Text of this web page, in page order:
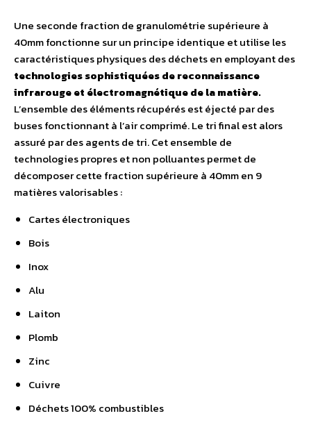
Une seconde fraction de granulométrie supérieure à
40mm fonctionne sur un principe identique et utilise les
caractéristiques physiques des déchets en employant des
technologies sophistiquées de reconnaissance
infrarouge et électromagnétique de la matière.
L’ensemble des éléments récupérés est éjecté par des
buses fonctionnant à l’air comprimé. Le tri final est alors
assuré par des agents de tri. Cet ensemble de
technologies propres et non polluantes permet de
décomposer cette fraction supérieure à 40mm en 9
matières valorisables :
Cartes électroniques
Bois
Inox
Alu
Laiton
Plomb
Zinc
Cuivre
Déchets 100% combustibles